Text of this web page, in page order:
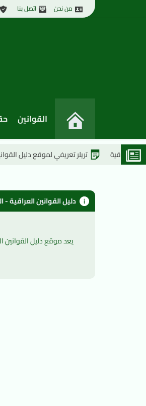
من نحن اتصل بنا
القوانين
تريلر تعريفي لموقع دليل القوانين العراقية
دليل القوانين العراقية